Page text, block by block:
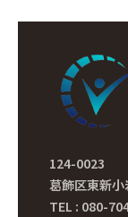
124-0023
葛飾区東新
TEL : 080-